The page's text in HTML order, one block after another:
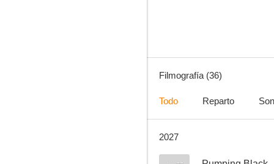
6.9
Filmografía (36)
Todo Reparto
2027